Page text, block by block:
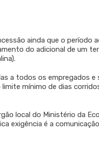
ainda que o período
do adicional de um
a todos os empregados
mínimo de dias
local do Ministério da
exigência é a